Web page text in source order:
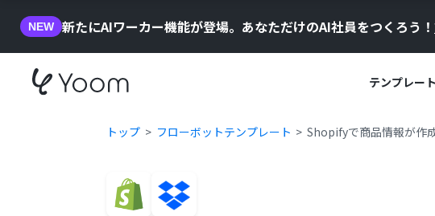
NEW 新たにAIワーカー機能が登場。あなただけのAI社員をつくろう！
テンプレート
トップ フローボットテンプレート Shopifyで商品情報が作